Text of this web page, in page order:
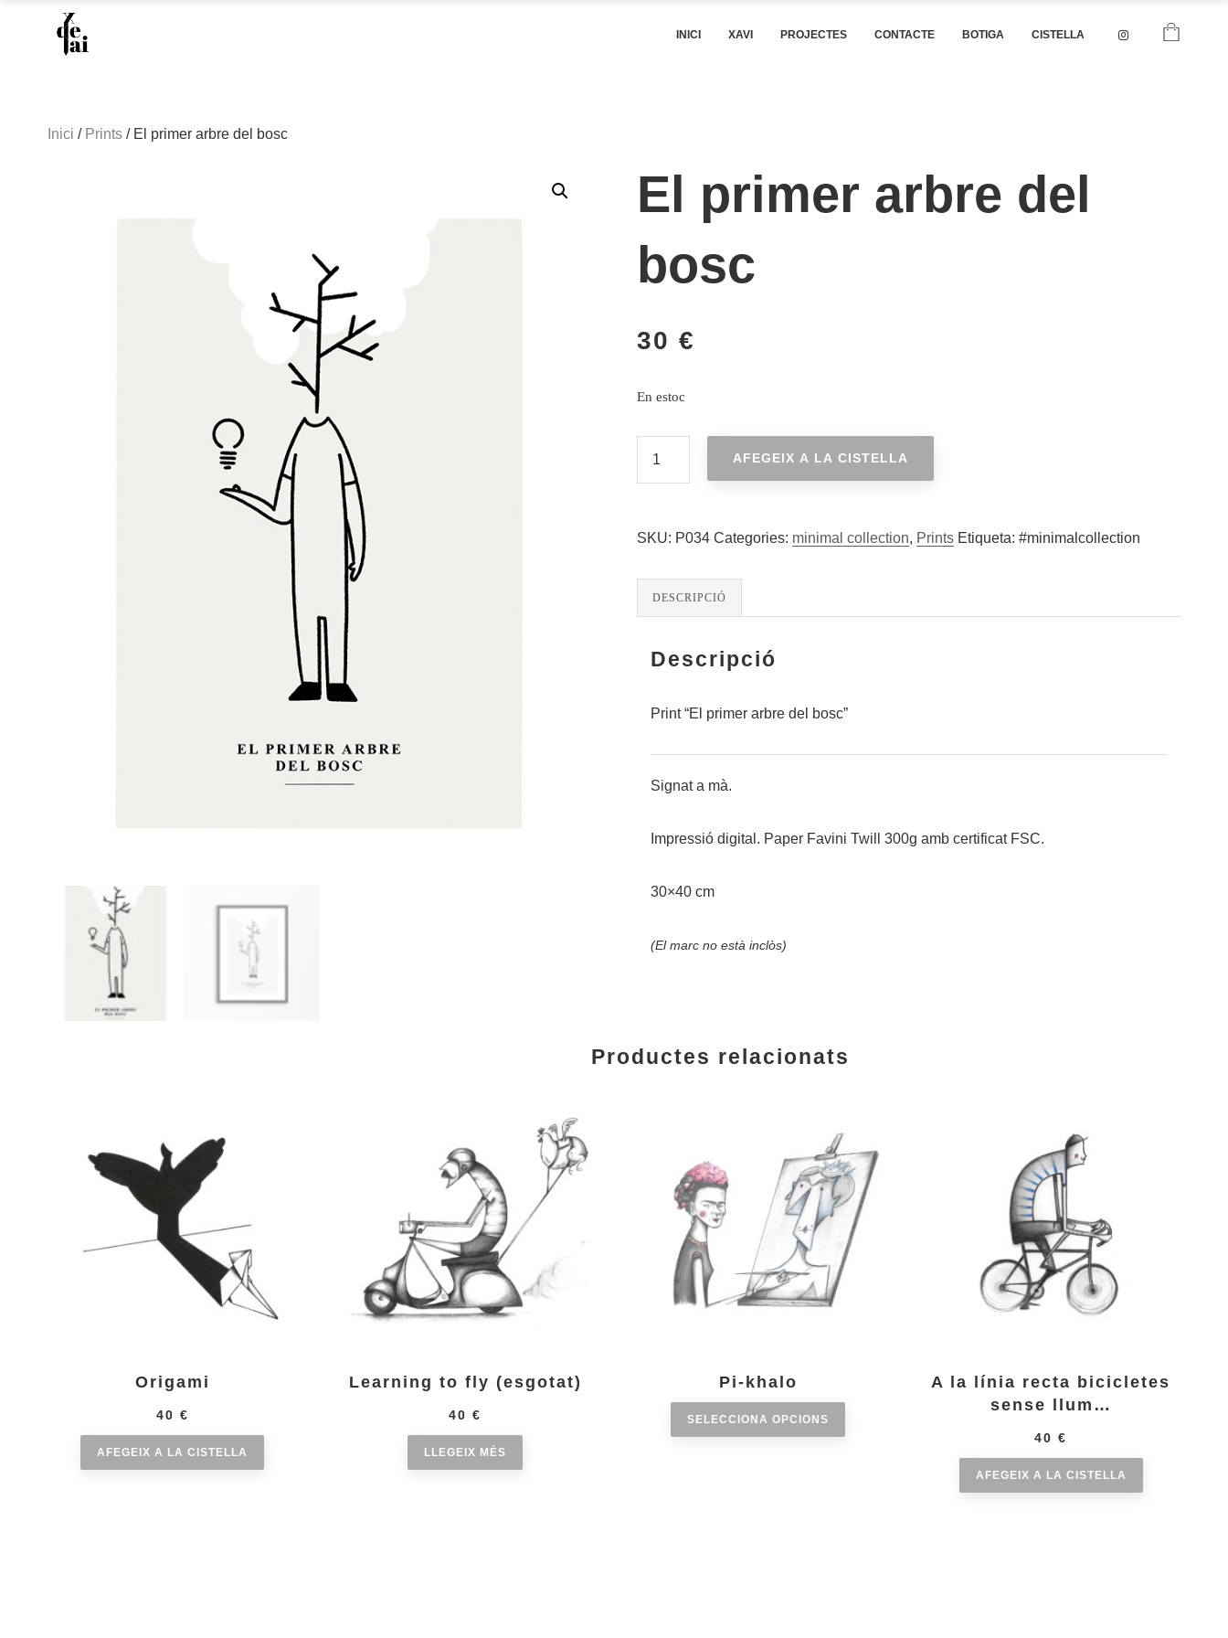
INICI XAVI PROJECTES CONTACTE BOTIGA CISTELLA
Inici / Prints / El primer arbre del bosc
El primer arbre del
bosc
30 €
En estoc
DEL
AFEGEIX A LA CISTELLA
SKU: P034 Categories: minimal collection, Prints Etiqueta: #minimalcollection
DESCRIPCIÓ
Descripció
Print “El primer arbre del bosc”
Signat a mà.
Impressió digital. Paper Favini Twill 300g amb certificat FSC.
30×40 cm
(El marc no està inclòs)
Productes relacionats
Origami
40 €
AFEGEIX A LA CISTELLA
Learning to fly (esgotat)
40€
LLEGEIX MÉS
Pi-khalo
SELECCIONA OPCIONS
A la línia recta bicicletes
sense llum…
40€
AFEGEIX A LA CISTELLA